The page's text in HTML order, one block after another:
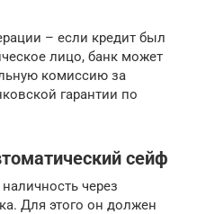
– если кредит был
лицо, банк может
комиссию за
гарантии по
сейф
через
Для этого он должен